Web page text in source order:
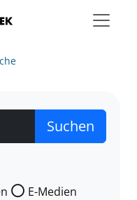
der Sie suchen wollen.
E-Medien